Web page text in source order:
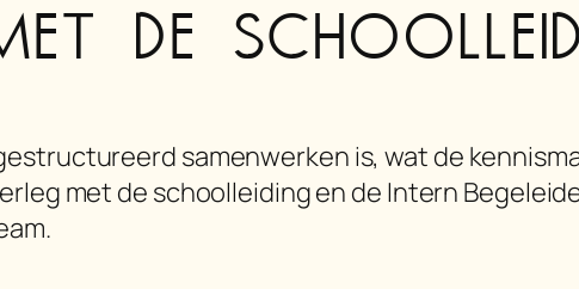
de
samenwerken is, wat de
met de schoolleiding en de Intern